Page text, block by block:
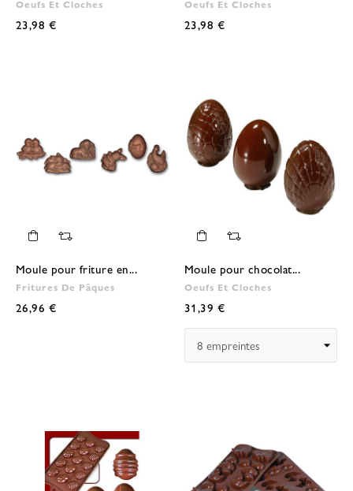
Oeufs Et Cloches
23,98 €
Oeufs Et Cloches
23,98 €
Moule pour friture en...
Fritures De Pâques
26,96 €
Moule pour chocolat...
Oeufs Et Cloches
31,39 €